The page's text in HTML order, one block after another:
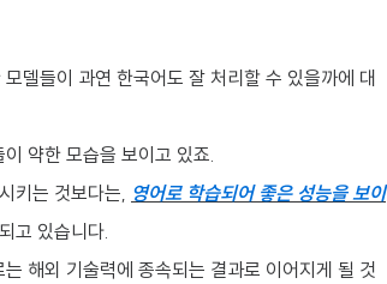
델들이 과연 한국어도 잘 처리할 수 있을까에 대
약한 모습을 보이고 있죠.
키는 것보다는, 영어로 학습되어 좋은 성능을 보이
되고 있습니다.
해외 기술력에 종속되는 결과로 이어지게 될 것